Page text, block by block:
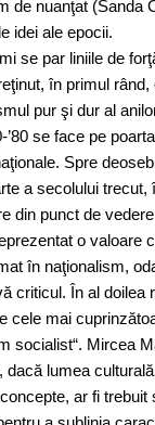
de nuanţat (Sanda
idei ale epocii.
se par liniile de
în primul
pur şi dur al
’80 se face pe
Spre
a secolului trecut,
din punct de
o valoare
în naţionalism,
criticul. În al doilea
cele mai
socialist“. Mircea
dacă lumea
ar fi